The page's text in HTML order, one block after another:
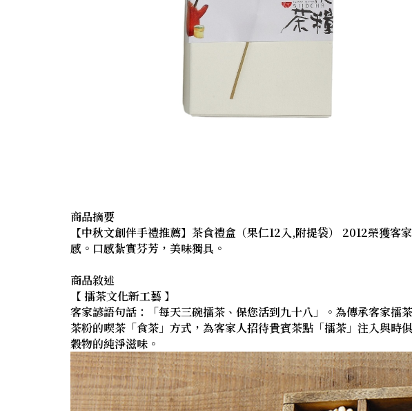
商品摘要
【中秋文創伴手禮推薦】茶食禮盒（果仁12入,附提袋） 2012榮獲
感。口感紮實芬芳，美味獨具。
商品敘述
【 擂茶文化新工藝 】
客家諺語句話：「每天三碗擂茶、保您活到九十八」。為傳承客家
茶粉的喫茶「食茶」方式，為客家人招待貴賓茶點「擂茶」注入與
穀物的純淨滋味。